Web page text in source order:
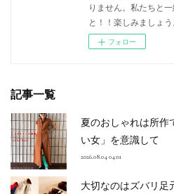
りません。私たちと
と！！楽しみましょう
フォロー
記事一覧
夏のおしゃれは所作
い女」を意識して
2026.08.04 04:01
大切なのはズバリ足